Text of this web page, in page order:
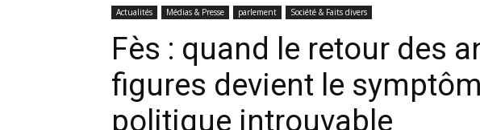
Actualités Médias & Presse parlement Société & Faits divers
Fès : quand le retour des
figures devient le
politique introuvable